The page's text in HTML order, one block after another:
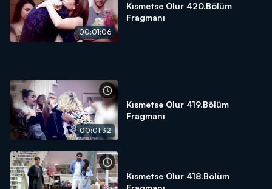
00:01:06
Kısmetse Olur 420.Bölüm
Fragmanı
00:01:32
Kısmetse Olur 419.Bölüm
Fragmanı
Kısmetse Olur 418.Bölüm